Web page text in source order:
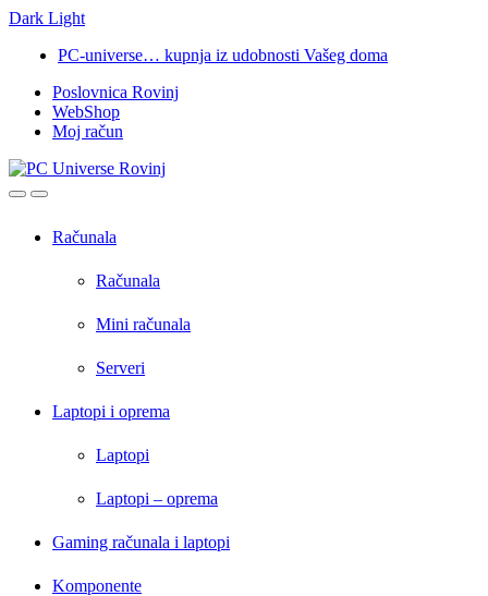
Dark Light
navigation
content
PC-universe… kupnja iz udobnosti Vašeg doma
Poslovnica Rovinj
WebShop
Moj račun
OpenClose
Računala
Računala
Mini računala
Serveri
Laptopi i oprema
Laptopi
Laptopi – oprema
Gaming računala i laptopi
Komponente